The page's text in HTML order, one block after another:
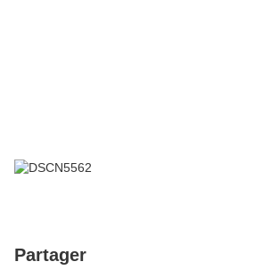
Partager